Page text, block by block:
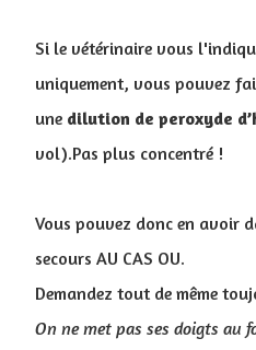
Si le vétérinaire vous
uniquement, vous pouvez
une dilution de peroxyde
vol).Pas plus concentré !
Vous pouvez donc en avoir
secours AU CAS OU.
Demandez tout de même
On ne met pas ses doigts au